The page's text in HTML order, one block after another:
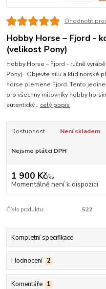
Ohodnotit
Hobby Horse – Fjord -
(velikost Pony)
Hobby Horse – Fjord - ručně
Pony) Objevte sílu a klid norské
horse plemene Fjord. Tento
pro všechny milovníky hobby
autentický... celý popis
Dostupnost Není skladem
Nejsme plátci DPH
1 900 Kč/ks
Momentálně není k dispozici
Číslo produktu: 522
Kompletní specifikace
Hodnocení 2
Komentáře 1